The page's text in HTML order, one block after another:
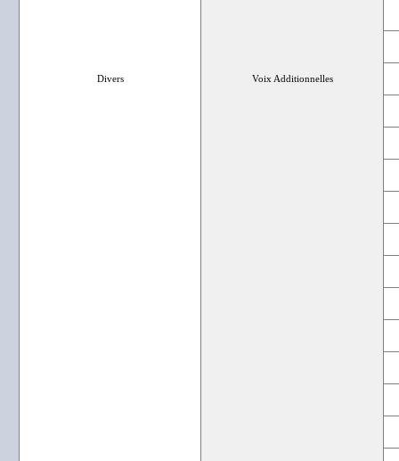
Divers Voix Additionnelles